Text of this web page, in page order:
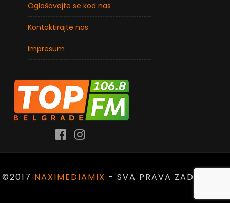
Oglašavajte se kod nas
Kontaktirajte nas
Impresum
©2017 NAXIMEDIAMIX - SVA PRAVA ZADRŽANA.